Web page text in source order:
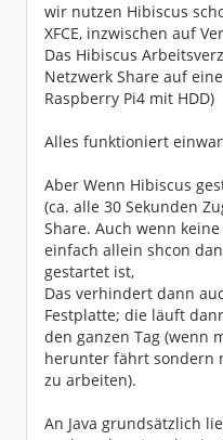
wir nutzen Hibiscus
XFCE, inzwischen auf
Das Hibiscus
Netzwerk Share auf
Raspberry Pi4 mit HDD)
Alles funktioniert
Aber Wenn Hibiscus
(ca. alle 30 Sekunden
Share. Auch wenn
einfach allein shcon
gestartet ist,
Das verhindert dann
Festplatte; die läuft
den ganzen Tag (wenn
herunter fährt sondern
zu arbeiten).
An Java grundsätzlich